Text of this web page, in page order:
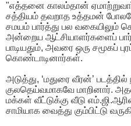
"எத்தனை காலம்தான்
சத்தியம் தவறாத உத்தமன் போலவே
சமயம் பார்த்து பல வகையிலும்
அன்றைய ஆட்சியாளர்களைப்
பாடியதும், அவரை ஒரு சமூகப்
கொண்டாடினார்கள்.
அடுத்து, ‘மதுரை வீரன்’
குலதெய்வமாகவே மாறினார்.
மக்கள் வீட்டுக்கு வீடு
சாமியாக வைத்து கும்பிட்டு